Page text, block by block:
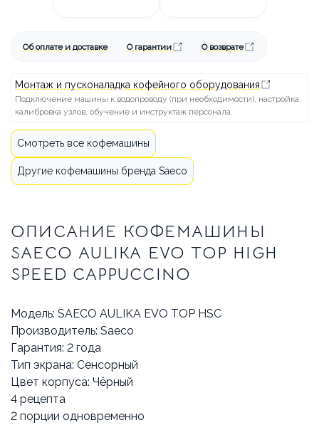
Об оплате и доставке О гарантии О возврате
Монтаж и пусконаладка кофейного оборудования
Подключение машины к водопроводу (при необходимости), настройка,
калибровка узлов, обучение и инструктаж персонала.
Смотреть все кофемашины
Другие кофемашины бренда Saeco
ОПИСАНИЕ КОФЕМАШИНЫ
SAECO AULIKA EVO TOP HIGH
SPEED CAPPUCCINO
Модель: SAECO AULIKA EVO TOP HSC
Производитель: Saeco
Гарантия: 2 года
Тип экрана: Сенсорный
Цвет корпуса: Чёрный
4 рецепта
2 порции одновременно